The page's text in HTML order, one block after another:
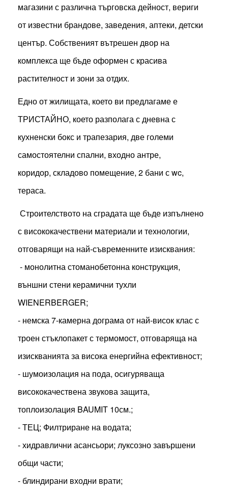
магазини с различна търговска дейност, вериги
от известни брандове, заведения, аптеки, детски
център. Собственият вътрешен двор на
комплекса ще бъде оформен с красива
растителност и зони за отдих.
Едно от жилищата, което ви предлагаме е
ТРИСТАЙНО, което разполага с дневна с
кухненски бокс и трапезария, две големи
самостоятелни спални, входно антре,
коридор, складово помещение, 2 бани с wc,
тераса.
Строителството на сградата ще бъде изпълнено
с висококачествени материали и технологии,
отговарящи на най-съвременните изисквания:
- монолитна стоманобетонна конструкция,
външни стени керамични тухли
WIENERBERGER;
- немска 7-камерна дограма от най-висок клас с
троен стъклопакет с термомост, отговаряща на
изискванията за висока енергийна ефективност;
- шумоизолация на пода, осигуряваща
висококачествена звукова защита,
топлоизолация BAUMIT 10см.;
- ТЕЦ; Филтриране на водата;
- хидравлични асансьори; луксозно завършени
общи части;
- блиндирани входни врати;